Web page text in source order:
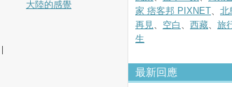
大陸的感覺
家 痞客邦 PIXNET、 北
再見、 空白 、 西藏、 旅
生
最新回應